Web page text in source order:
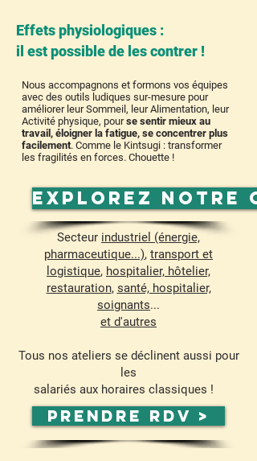
Effets physiologiques :
il est possible de les contrer !
Nous accompagnons et formons vos équipes
avec des outils ludiques sur-mesure pour
améliorer leur Sommeil, leur Alimentation, leur
Activité physique, pourse sentir mieux au
travail, éloigner la fatigue, se concentrer plus
facilement. Comme le Kintsugi : transformer
les fragilités en forces. Chouette !
Explorez notre
Secteur industriel (énergie,
pharmaceutique...), transport et
logistique, hospitalier, hôtelier,
restauration, santé, hospitalier,
soignants...
et d'autres
Tous nos ateliers se déclinent aussi pour
les
salariés aux horaires classiques !
Prendre RDV >